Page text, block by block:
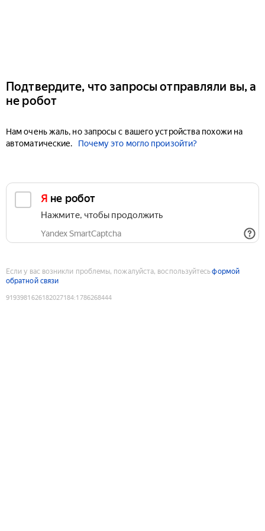
Подтвердите, что запросы отправляли вы, а
не робот
Нам очень жаль, но запросы с вашего устройства похожи на
автоматические.
Почему это могло произойти?
Я не робот
Нажмите, чтобы продолжить
Yandex SmartCaptcha
Если у вас возникли проблемы, пожалуйста, воспользуйтесьформой
обратной связи
9193981626182027184:1786268444